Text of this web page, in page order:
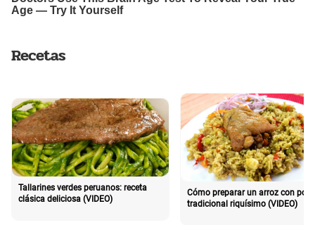
Recetas
Tallarines verdes peruanos: receta
clásica deliciosa (VIDEO)
Cómo preparar un arroz con pollo
tradicional riquísimo (VIDEO)